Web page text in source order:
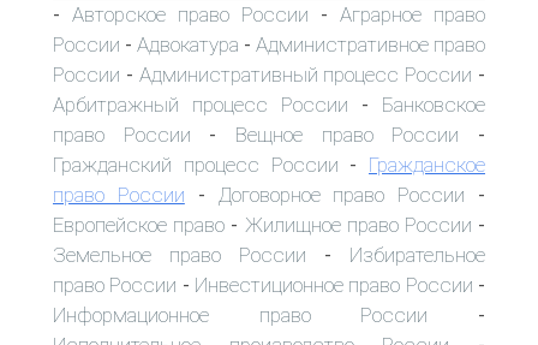
- Авторское право России - Аграрное право
России - Адвокатура - Административное право
России - Административный процесс России -
Арбитражный процесс России - Банковское
право России - Вещное право России -
Гражданский процесс России - Гражданское
право России - Договорное право России -
Европейское право - Жилищное право России -
Земельное право России - Избирательное
право России - Инвестиционное право России -
Информационное право России -